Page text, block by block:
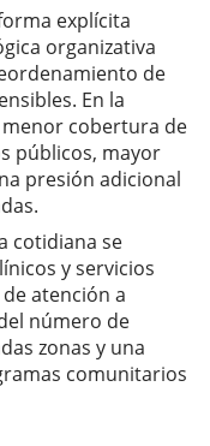
explícita
organizativa
de
En la
cobertura de
públicos, mayor
presión adicional
cotidiana se
y servicios
atención a
número de
zonas y una
comunitarios